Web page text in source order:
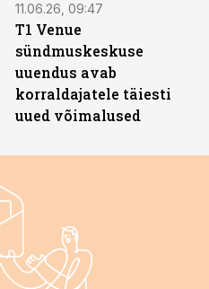
11.06.26, 09:47
T1 Venue
sündmuskeskuse
uuendus avab
korraldajatele täiesti
uued võimalused